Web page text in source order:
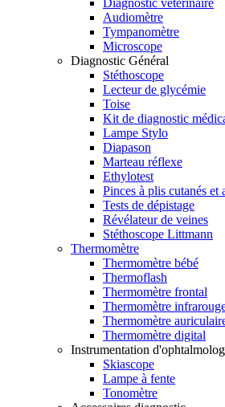
Diagnostic vétérinaire
Audiomètre
Tympanomètre
Microscope
Diagnostic Général
Stéthoscope
Lecteur de glycémie
Toise
Kit de diagnostic
Lampe Stylo
Diapason
Marteau réflexe
Ethylotest
Pinces à plis cutanés et
Tests de dépistage
Révélateur de veines
Stéthoscope Littmann
Thermomètre
Thermomètre bébé
Thermoflash
Thermomètre frontal
Thermomètre
Thermomètre
Thermomètre digital
Instrumentation
Skiascope
Lampe à fente
Tonomètre